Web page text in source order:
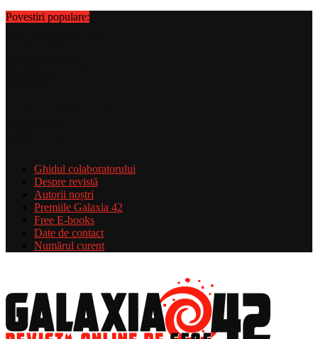
Povestiri populare:
Ghidul colaboratorului
Despre revistă
Autorii noștri
Premiile Galaxia 42
Free E-books
Date de contact
Numărul curent